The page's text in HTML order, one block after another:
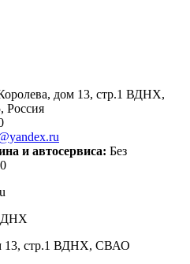
дом 13, стр.1 ВДНХ,
Россия
и автосервиса: Без
13, стр.1 ВДНХ, СВАО